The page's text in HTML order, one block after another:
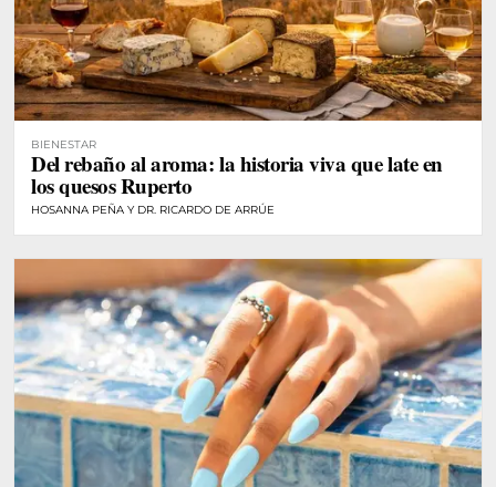
BIENESTAR
Del rebaño al aroma: la historia viva que late en
los quesos Ruperto
HOSANNA PEÑA Y DR. RICARDO DE ARRÚE